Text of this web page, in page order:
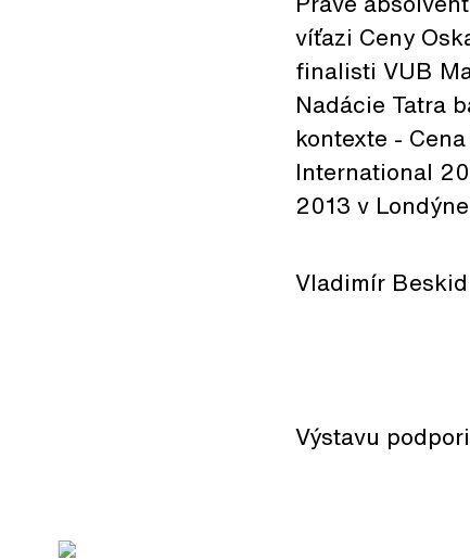
víťazi Ceny
finalisti VUB
Nadácie Tatra
kontexte -
International
2013 v
Vladimír Beskid
Výstavu